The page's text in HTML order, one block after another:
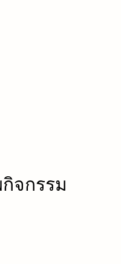
จกรรม